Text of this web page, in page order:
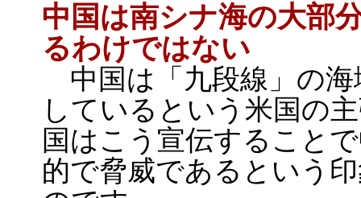
中国は南シナ海の大部
るわけではない
中国は「九段線」の海
しているという米国の
国はこう宣伝すること
的で脅威であるという